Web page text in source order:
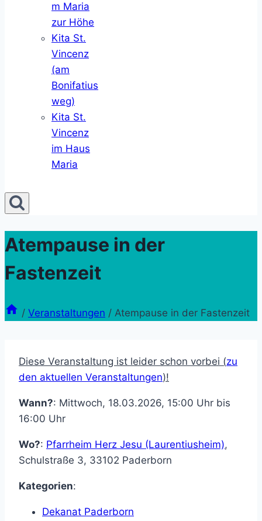
m Maria
zur Höhe
Kita St.
Vincenz
(am
Bonifatius
weg)
Kita St.
Vincenz
im Haus
Maria
Atempause in der
Fastenzeit
/ Veranstaltungen / Atempause in der Fastenzeit
Diese Veranstaltung ist leider schon vorbei (zu
den aktuellen Veranstaltungen)!
Wann?: Mittwoch, 18.03.2026, 15:00 Uhr bis
16:00 Uhr
Wo?: Pfarrheim Herz Jesu (Laurentiusheim),
Schulstraße 3, 33102 Paderborn
Kategorien:
Dekanat Paderborn